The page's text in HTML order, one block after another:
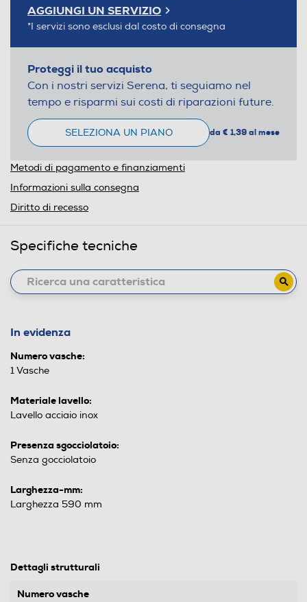
AGGIUNGI UN SERVIZIO
*I servizi sono esclusi dal costo di consegna
Proteggi il tuo acquisto
Con i nostri servizi Serena, ti seguiamo nel
tempo e risparmi sui costi di riparazioni future.
SELEZIONA UN PIANO da € 1,39 al mese
Metodi di pagamento e finanziamenti
Informazioni sulla consegna
Diritto di recesso
Specifiche tecniche
In evidenza
Numero vasche:
1 Vasche
Materiale lavello:
Lavello acciaio inox
Presenza sgocciolatoio:
Senza gocciolatoio
Larghezza-mm:
Larghezza 590 mm
Dettagli strutturali
Numero vasche